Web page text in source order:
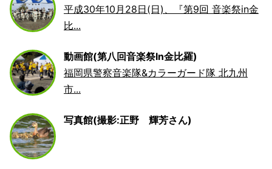
平成30年10月28日(日)、『第9回 音楽祭in金
比...
動画館(第八回音楽祭In金比羅)
福岡県警察音楽隊&カラーガード隊 北九州
市...
写真館(撮影:正野 輝芳さん)